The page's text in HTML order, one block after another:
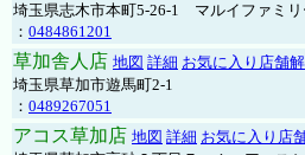
埼玉県志木市本町5-26-1 マルイファミリ
： 0484861201
草加舎人店 地図 詳細 お気に入り店舗
埼玉県草加市遊馬町2-1
： 0489267051
アコス草加店 地図 詳細 お気に入り店